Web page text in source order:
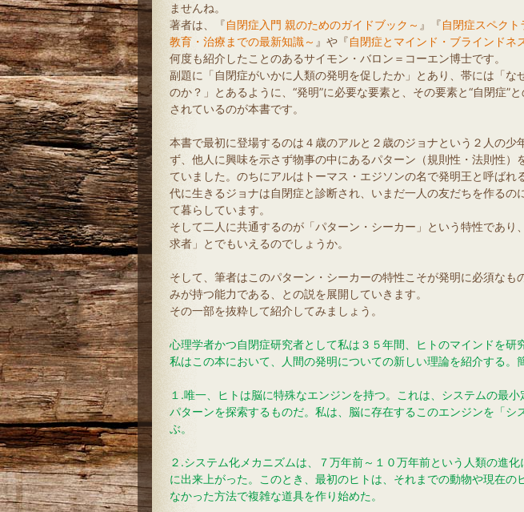
ませんね。
著者は、『自閉症入門 親のためのガイドブック～ 』『自閉症スペク
教育・治療までの最新知識～ 』や『自閉症とマインド・ブラインドネ
何度も紹介したことのあるサイモン・バロン＝コーエン博士です。
副題に「自閉症がいかに人類の発明を促したか」とあり、帯には「な
のか？」とあるように、“発明”に必要な要素と、その要素と“自閉症”
されているのが本書です。
本書で最初に登場するのは４歳のアルと２歳のジョナという２人の少
ず、他人に興味を示さず物事の中にあるパターン（規則性・法則性）
ていました。のちにアルはトーマス・エジソンの名で発明王と呼ばれ
代に生きるジョナは自閉症と診断され、いまだ一人の友だちを作るの
て暮らしています。
そして二人に共通するのが「パターン・シーカー」という特性であり
求者」とでもいえるのでしょうか。
そして、筆者はこのパターン・シーカーの特性こそが発明に必須なも
みが持つ能力である、との説を展開していきます。
その一部を抜粋して紹介してみましょう。
心理学者かつ自閉症研究者として私は３５年間、ヒトのマインドを研
私はこの本において、人間の発明についての新しい理論を紹介する。
１.唯一、ヒトは脳に特殊なエンジンを持つ。これは、システムの最
パターンを探索するものだ。私は、脳に存在するこのエンジンを「シ
ぶ。
２.システム化メカニズムは、７万年前～１０万年前という人類の進
に出来上がった。このとき、最初のヒトは、それまでの動物や現在の
なかった方法で複雑な道具を作り始めた。